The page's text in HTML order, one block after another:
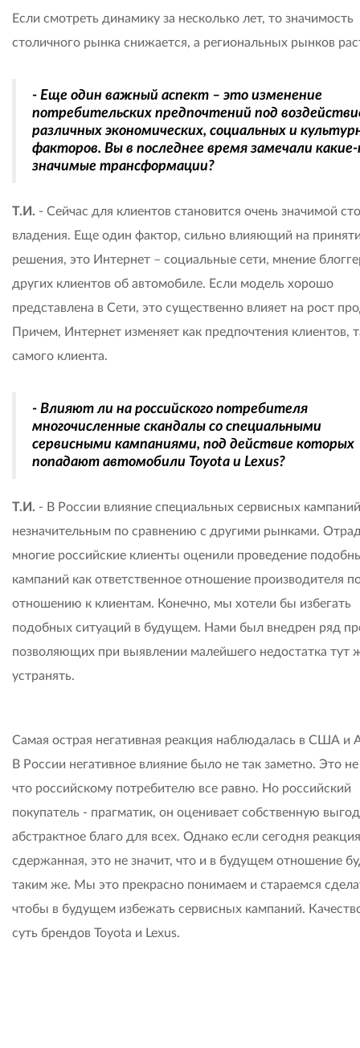
Если смотреть динамику за несколько лет, то значимость
столичного рынка снижается, а региональных рынков
- Еще один важный аспект – это изменение
потребительских предпочтений под
различных экономических, социальных и
факторов. Вы в последнее время замечали
значимые трансформации?
Т.И. - Сейчас для клиентов становится очень значимой
владения. Еще один фактор, сильно влияющий на
решения, это Интернет – социальные сети, мнение
других клиентов об автомобиле. Если модель хорошо
представлена в Сети, это существенно влияет на рост
Причем, Интернет изменяет как предпочтения клиентов,
самого клиента.
- Влияют ли на российского потребителя
многочисленные скандалы со специальными
сервисными кампаниями, под действие которых
попадают автомобили Toyota и Lexus?
Т.И. - В России влияние специальных сервисных
незначительным по сравнению с другими рынками.
многие российские клиенты оценили проведение
кампаний как ответственное отношение производителя
отношению к клиентам. Конечно, мы хотели бы избегать
подобных ситуаций в будущем. Нами был внедрен ряд
позволяющих при выявлении малейшего недостатка тут
устранять.
Самая острая негативная реакция наблюдалась в США и
В России негативное влияние было не так заметно. Это не
что российскому потребителю все равно. Но российский
покупатель - прагматик, он оценивает собственную
абстрактное благо для всех. Однако если сегодня реакция
сдержанная, это не значит, что и в будущем отношение
таким же. Мы это прекрасно понимаем и стараемся
чтобы в будущем избежать сервисных кампаний.
суть брендов Toyota и Lexus.